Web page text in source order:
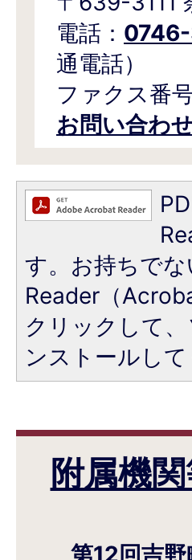
電話：
通電話）
ファクス番号
お問い合わ
す。お持ちで
Reader（
クリックして
ンストールして
附属機
第12回吉